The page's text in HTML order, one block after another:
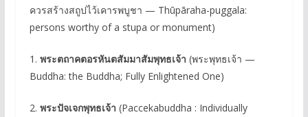
ควรสร้างสถูปไว้เคารพบูชา — Thūpāraha-puggala:
persons worthy of a stupa or monument)
1. พระตถาคตอรหันตสัมมาสัมพุทธเจ้า (พระพุทธเจ้า —
Buddha: the Buddha; Fully Enlightened One)
2. พระปัจเจกพุทธเจ้า (Paccekabuddha : Individually